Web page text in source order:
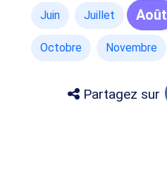
Juin Juillet Août
Octobre Novembre
Partagez sur